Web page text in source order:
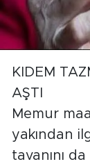
KIDEM
AŞTI
Memur
yakından
tavanını